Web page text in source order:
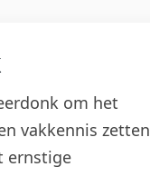
om het
vakkennis zetten
ernstige